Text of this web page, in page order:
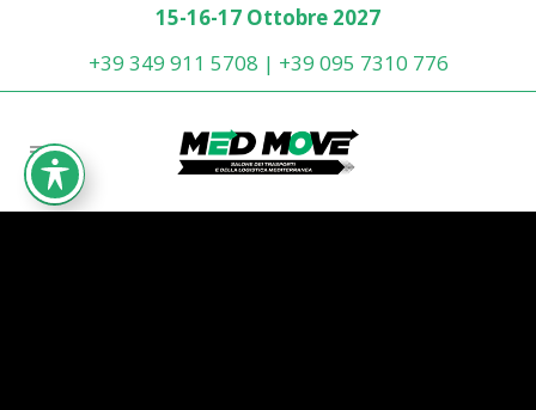
15-16-17 Ottobre 2027
+39 349 911 5708 | +39 095 7310 776